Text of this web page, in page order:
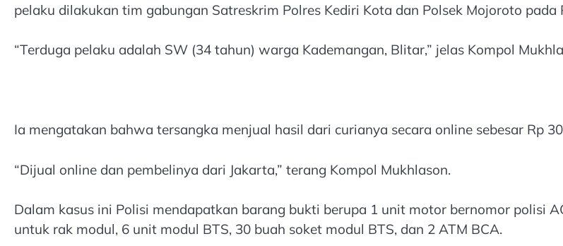
pelaku dilakukan tim gabungan Satreskrim Polres Kediri Kota dan Polsek Mojoroto
“Terduga pelaku adalah SW (34 tahun) warga Kademangan, Blitar,” jelas Kompol
Ia mengatakan bahwa tersangka menjual hasil dari curianya secara online sebesar Rp
“Dijual online dan pembelinya dari Jakarta,” terang Kompol Mukhlason.
Dalam kasus ini Polisi mendapatkan barang bukti berupa 1 unit motor bernomor polisi
untuk rak modul, 6 unit modul BTS, 30 buah soket modul BTS, dan 2 ATM BCA.